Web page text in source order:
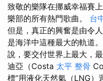
致敬的樂隊在挪威幸福賽
樂部的所有熱門歌曲。 台
但是，真正的興奮是由令
是海洋中這種最大的軌道
說，要交付世界上最大，
迪亞（Costa 太平 整骨
標”用液化天然氣（LNG